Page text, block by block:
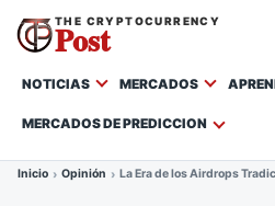
THE CRYPTOCURRENCY
Post
NOTICIAS MERCADOS
MERCADOS DE PREDICCION
Inicio Opinión La Era de los Airdrops